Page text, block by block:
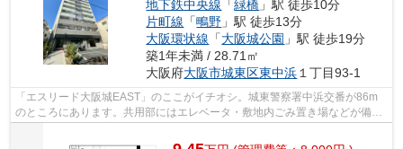
地下鉄中央線 「緑橋 」駅 徒歩10分
片町線 「鴫野 」駅 徒歩13分
大阪環状線 「大阪城公園 」駅 徒歩19分
築1年未満 / 28.71㎡
大阪府大阪市城東区東中浜１丁目93-1
「エスリード大阪城EAST」のここがイチオシ。城東警察署中浜交番が86m
のところにあります。共用部にはエレベータ・敷地内ごみ置き場などが備わ